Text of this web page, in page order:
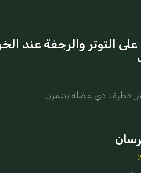
على التوتر والرجفة عند
فطرة… دي عضلة بتتمرن